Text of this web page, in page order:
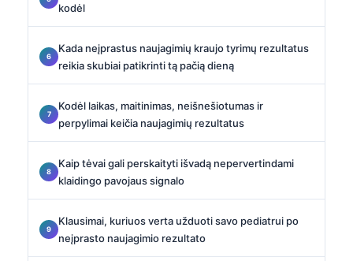
kodėl
Kada neįprastus naujagimių kraujo tyrimų rezultatus
reikia skubiai patikrinti tą pačią dieną
Kodėl laikas, maitinimas, neišnešiotumas ir
perpylimai keičia naujagimių rezultatus
Kaip tėvai gali perskaityti išvadą nepervertindami
klaidingo pavojaus signalo
Klausimai, kuriuos verta užduoti savo pediatrui po
neįprasto naujagimio rezultato